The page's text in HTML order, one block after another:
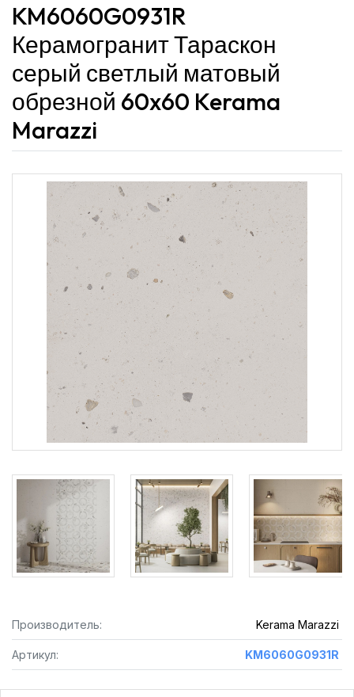
KM6060G0931R
Керамогранит Тараскон
серый светлый матовый
обрезной 60x60 Kerama
Marazzi
Производитель: Kerama Marazzi
Артикул: KM6060G0931R